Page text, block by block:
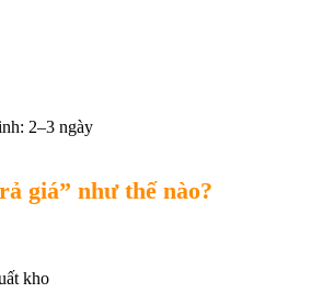
2–3 ngày
giá” như thế nào?
kho